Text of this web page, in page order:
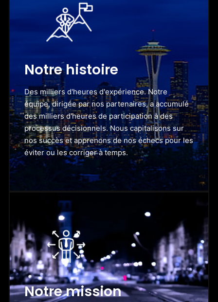
Notre histoire
Des milliers d'heures d'expérience. Notre
équipe, dirigée par nos partenaires, a accumulé
des milliers d'heures de participation à des
processus décisionnels. Nous capitalisons sur
nos succès et apprenons de nos échecs pour les
éviter ou les corriger à temps.
Notre mission